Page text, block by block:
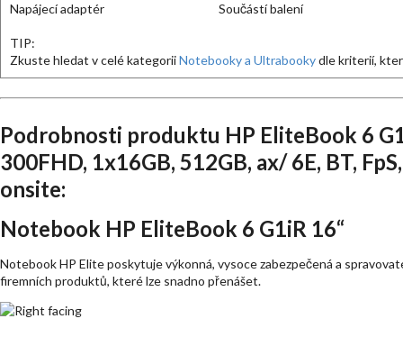
Napájecí adaptér
Součástí balení
TIP:
Zkuste hledat v celé kategoriiNotebooky a Ultrabookydle kriterií,
Podrobnosti produktu HP EliteBook 6
300FHD, 1x16GB, 512GB, ax/ 6E, BT,
onsite:
Notebook HP EliteBook 6 G1iR 16“
Notebook HP Elite poskytuje výkonná, vysoce zabezpečená a
firemních produktů, které lze snadno přenášet.